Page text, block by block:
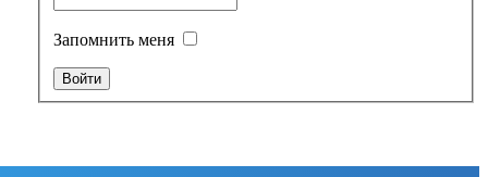
Запомнить меня